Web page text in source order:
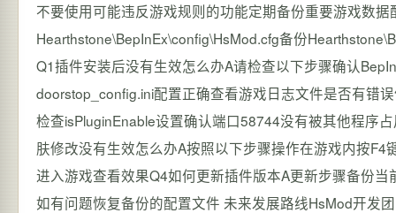
不要使用可能违反游戏规则的功能定期备份重要游戏数
Hearthstone\BepInEx\config\HsMod.cfg备份
Q1插件安装后没有生效怎么办A请检查以下步骤确认
doorstop_config.ini配置正确查看游戏日志文件是否有错
检查isPluginEnable设置确认端口58744没有被其他程序
肤修改没有生效怎么办A按照以下步骤操作在游戏内按
进入游戏查看效果Q4如何更新插件版本A更新步骤备份
如有问题恢复备份的配置文件 未来发展路线HsMod开发